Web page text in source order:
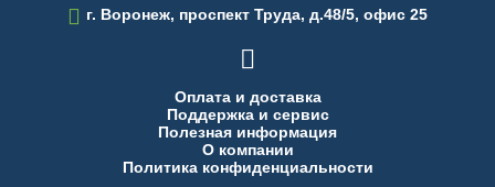
 г. Воронеж, проспект Труда, д.48/5, офис 25

Оплата и доставка
Поддержка и сервис
Полезная информация
О компании
Политика конфиденциальности